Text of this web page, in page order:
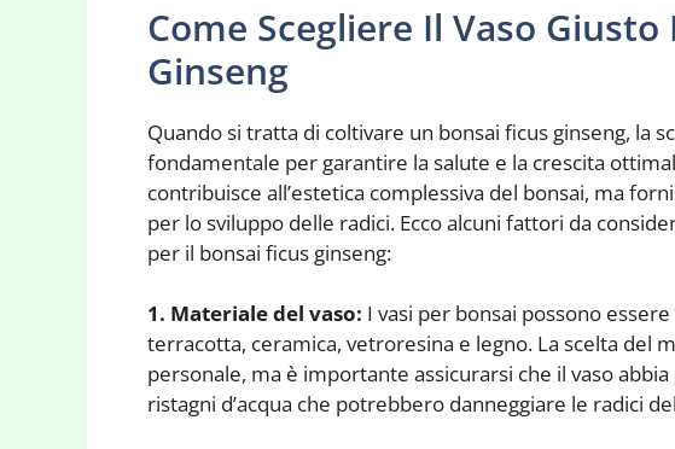
Come Scegliere Il Vaso Giusto
Ginseng
Quando si tratta di coltivare un bonsai ficus ginseng, la
fondamentale per garantire la salute e la crescita
contribuisce all’estetica complessiva del bonsai, ma
per lo sviluppo delle radici. Ecco alcuni fattori da
per il bonsai ficus ginseng:
1. Materiale del vaso: I vasi per bonsai possono
terracotta, ceramica, vetroresina e legno. La scelta del
personale, ma è importante assicurarsi che il vaso
ristagni d’acqua che potrebbero danneggiare le radici